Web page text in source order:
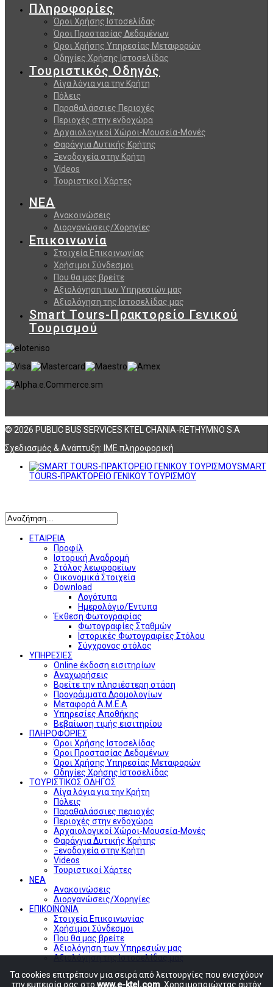
Πληροφορίες
Όροι Χρήσης Ιστοσελίδας
Όροι Προστασίας Δεδομένων
Όροι Χρήσης Υπηρεσίας Μεταφορών
Οδηγίες Χρήσης Ιστοσελίδας
Τουριστικός Οδηγός
Λίγα λόγια για την Κρήτη
Πόλεις
Παραθαλάσσιες Περιοχές
Περιοχές στην ενδοχώρα
Αρχαιολογικοί Χώροι-Μουσεία-Μονές
Φαράγγια Δυτικής Κρήτης
Ξενοδοχεία στην Κρήτη
Videos
Τουριστικοί Χάρτες
ΝΕΑ
Ανακοινώσεις
Διοργανώσεις/Χορηγίες
Επικοινωνία
Στοιχεία Επικοινωνίας
Χρήσιμοι Σύνδεσμοι
Που θα μας βρείτε
Αξιολόγηση των Υπηρεσιών μας
Αξιολόγηση της Ιστοσελίδας μας
Smart Tours-Πρακτορείο Γενικού
Τουρισμού
© 2026 PUBLIC BUS SERVICES KTEL CHANIA-RETHYMNO S.A
Σχεδιασμός & Ανάπτυξη: ΙΜΕ πληροφορική
SMART
TOURS-ΠΡΑΚΤΟΡΕΙΟ ΓΕΝΙΚΟΥ ΤΟΥΡΙΣΜΟΥ
ΕΤΑΙΡΕΙΑ
Προφίλ
Ιστορική Αναδρομή
Στόλος λεωφορείων
Οικονομικά Στοιχεία
Download
Λογότυπα
Ημερολόγιο/Έντυπα
Έκθεση Φωτογραφίας
Φωτογραφίες Σταθμών
Ιστορικές Φωτογραφίες Στόλου
Σύγχρονος στόλος
ΥΠΗΡΕΣΙΕΣ
Online έκδοση εισιτηρίων
Αναχωρήσεις
Βρείτε την πλησιέστερη στάση
Προγράμματα Δρομολογίων
Μεταφορά Α.Μ.Ε.Α
Υπηρεσίες Αποθήκης
Βεβαίωση τιμής εισιτηρίου
ΠΛΗΡΟΦΟΡΙΕΣ
Όροι Χρήσης Ιστοσελίδας
Όροι Προστασίας Δεδομένων
Όροι Χρήσης Υπηρεσίας Μεταφορών
Οδηγίες Χρήσης Ιστοσελίδας
ΤΟΥΡΙΣΤΙΚΟΣ ΟΔΗΓΟΣ
Λίγα λόγια για την Κρήτη
Πόλεις
Παραθαλάσσιες περιοχές
Περιοχές στην ενδοχώρα
Αρχαιολογικοί Χώροι-Μουσεία-Μονές
Φαράγγια Δυτικής Κρήτης
Ξενοδοχεία στην Κρήτη
Videos
Τουριστικοί Χάρτες
ΝΕΑ
Ανακοινώσεις
Διοργανώσεις/Χορηγίες
ΕΠΙΚΟΙΝΩΝΙΑ
Στοιχεία Επικοινωνίας
Χρήσιμοι Σύνδεσμοι
Που θα μας βρείτε
Αξιολόγηση των Υπηρεσιών μας
Αξιολόγηση της Ιστοσελίδας μας
Τα cookies επιτρέπουν μια σειρά από λειτουργίες που ενισχύουν
την εμπειρία σας στο www.e-ktel.com . Χρησιμοποιώντας αυτόν